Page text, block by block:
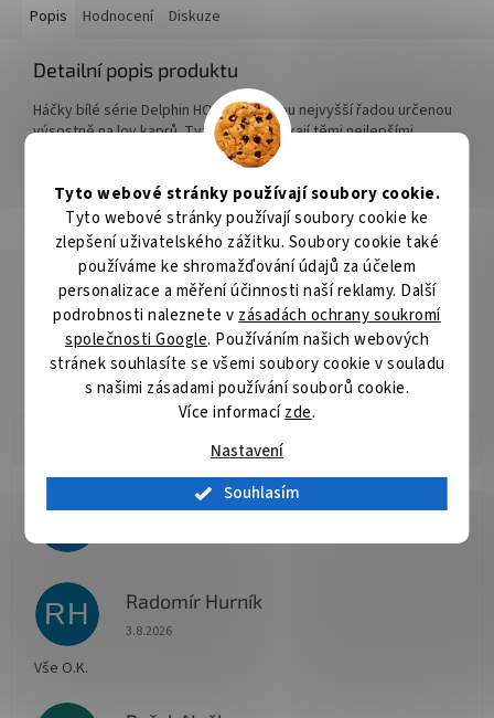
Tyto webové stránky používají soubory cookie.
Tyto webové stránky používají soubory cookie ke
zlepšení uživatelského zážitku. Soubory cookie také
používáme ke shromažďování údajů za účelem
personalizace a měření účinnosti naší reklamy. Další
podrobnosti naleznete v zásadách ochrany soukromí
společnosti Google. Používáním našich webových
stránek souhlasíte se všemi soubory cookie v souladu
s našimi zásadami používání souborů cookie.
Více informacízde.
Nastavení
Souhlasím
Popis Hodnocení Diskuze
Detailní popis produktu
Háčky bílé série Delphin HOOKAIDO jsou nejvyšší řadou určenou
výsostně na lov kaprů. Tyto háčky vynikají těmi nejlepšími
vlastnostmi. Vyrobené jsou z nejkvalitnějších surovin a jejich
povrch je potažen vrstvou TEFCON-u. Tento povrch zaručuje
matný vzhled háčků bez odlesků. Stejně se podílí na lepších
vlastnostech daných háčků. Bílá série HOOKAIDO si poradí i s
těmi najbojovnejšími kapitálními kusy kaprů bez nežádoucího
ohnutí háčku. Díky nejnovějším technologiím ostření je jejich hrot
dokonale ostrý i po delším používání. Delphin HKD Riger je
postaven jako vysoce pevný háček. Tvar očka dovnitř umožňuje
skvělé využití s tvrdými fluorocarbonovými návazci. Technické
parametry: - s očkem - s protihrotem - osově zakřivený - průřez:
zploštělý
JK Jana Koukalová
RH Radomír Hurník
Hodnocení obchodu je 5 z 5 hvězdiček.
3.8.2026
Vše O.K.